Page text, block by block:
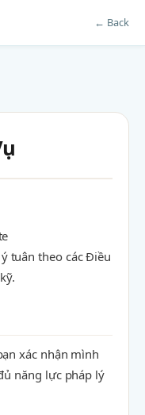
← Back
tuân theo các Điều
xác nhận mình
năng lực pháp lý